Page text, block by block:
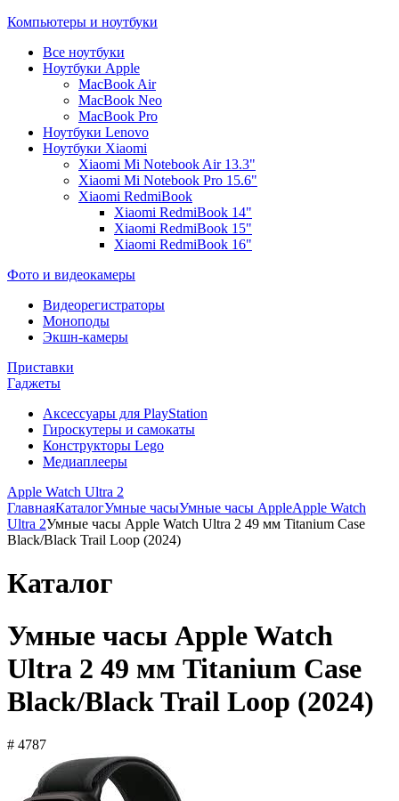
Компьютеры и ноутбуки
Все ноутбуки
Ноутбуки Apple
MacBook Air
MacBook Neo
MacBook Pro
Ноутбуки Lenovo
Ноутбуки Xiaomi
Xiaomi Mi Notebook Air 13.3"
Xiaomi Mi Notebook Pro 15.6"
Xiaomi RedmiBook
Xiaomi RedmiBook 14"
Xiaomi RedmiBook 15"
Xiaomi RedmiBook 16"
Фото и видеокамеры
Видеорегистраторы
Моноподы
Экшн-камеры
Приставки
Гаджеты
Аксессуары для PlayStation
Гироскутеры и самокаты
Конструкторы Lego
Медиаплееры
Apple Watch Ultra 2
ГлавнаяКаталогУмные часыУмные часы AppleApple Watch
Ultra 2Умные часы Apple Watch Ultra 2 49 мм Titanium Case
Black/Black Trail Loop (2024)
Каталог
Умные часы Apple Watch
Ultra 2 49 мм Titanium Case
Black/Black Trail Loop (2024)
# 4787